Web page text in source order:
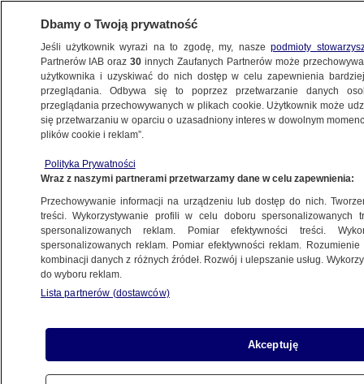
ŚWIAT
York Timesowi". "Przesłanie dla ludzi,
którzy chcą uciszyć dziennikarzy"
14.01.2024, 14:20
Udostępnij
tysięcy dolarów na rzecz dziennika "New York
Times". Chodzi o opłaty prawne po nieudanym
pozwie Trumpa przeciwko gazecie i jej
Dbamy o Twoją prywatność
Jeśli użytkownik wyrazi na to zgodę, my, naszepodmioty
Partnerów IAB oraz30 innych Zaufanych Partnerów może
użytkownika i uzyskiwać do nich dostęp w celu zapewnienia
przeglądania. Odbywa się to poprzez przetwarzanie danych
przeglądania przechowywanych w plikach cookie. Użytkownik może
się przetwarzaniu w oparciu o uzasadniony interes w dowolnym
plików cookie i reklam”.
Polityka Prywatności
Wraz z naszymi partnerami przetwarzamy dane w celu zapewnienia:
Przechowywanie informacji na urządzeniu lub dostęp do nich.
treści. Wykorzystywanie profili w celu doboru spersonalizowanych
spersonalizowanych reklam. Pomiar efektywności treści.
spersonalizowanych reklam. Pomiar efektywności reklam.
kombinacji danych z różnych źródeł. Rozwój i ulepszanie usług.
do wyboru reklam.
Lista partnerów (dostawców)
Akceptuję